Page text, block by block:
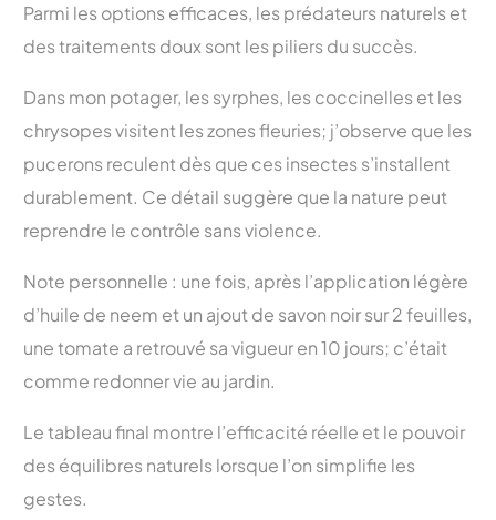
Parmi les options efficaces, les prédateurs naturels et
des traitements doux sont les piliers du succès.
Dans mon potager, les syrphes, les coccinelles et les
chrysopes visitent les zones fleuries; j’observe que les
pucerons reculent dès que ces insectes s’installent
durablement. Ce détail suggère que la nature peut
reprendre le contrôle sans violence.
Note personnelle : une fois, après l’application légère
d’huile de neem et un ajout de savon noir sur 2 feuilles,
une tomate a retrouvé sa vigueur en 10 jours; c’était
comme redonner vie au jardin.
Le tableau final montre l’efficacité réelle et le pouvoir
des équilibres naturels lorsque l’on simplifie les
gestes.